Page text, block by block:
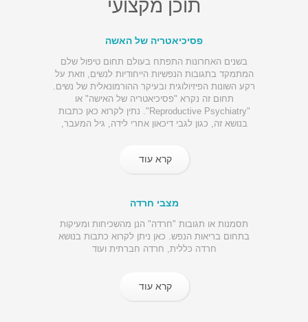
פסיכיאטריה של האשה
בשנים האחרונות התפתח בעולם תחום טיפול שלם
המתמקד בתגובות הנפשיות הייחודיות לנשים, וזאת על
רקע השונות הפיזיולוגית ובעיקר ההורמונאלית של נשים.
תחום זה נקרא "פסיכיאטריה של האישה" או
"Reproductive Psychiatry". נתין לקרוא כאן כתבות
בנושא זה, כגון לגבי דיכאון אחרי לידה, גיל המעבר,
קרא עוד
מצבי חרדה
תסמנות או תגובות "חרדה" הנן מהשכיחות ומעיקות
בתחום בריאות הנפש. כאן ניתן לקרוא כתבות בנושא
חרדה כללית, חרדה חברתית ועוד
קרא עוד